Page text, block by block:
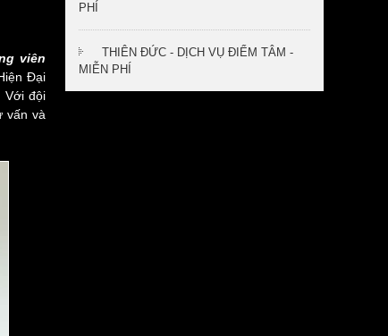
viên
Đại
Với đội
vấn và
PHÍ
THIÊN ĐỨC - DỊCH VỤ ĐIỂM TÂM -
MIỄN PHÍ